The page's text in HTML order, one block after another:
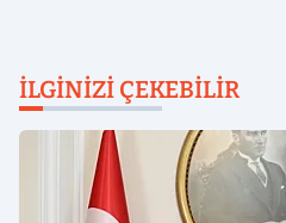
İLGINIZI ÇEKEBILIR